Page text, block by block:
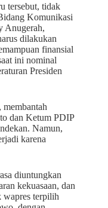
tersebut, tidak
Komunikasi
Anugerah,
dilakukan
finansial
ini nominal
Presiden
dan Ketum PDIP
Namun,
karena
diuntungkan
kekuasaan, dan
wapres terpilih